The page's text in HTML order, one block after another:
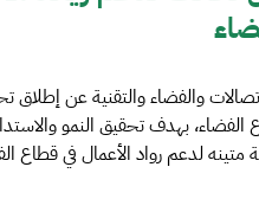
والفضاء والتقنية عن إطلاق
الفضاء، بهدف تحقيق النمو
متينه لدعم رواد الأعمال في قطاع